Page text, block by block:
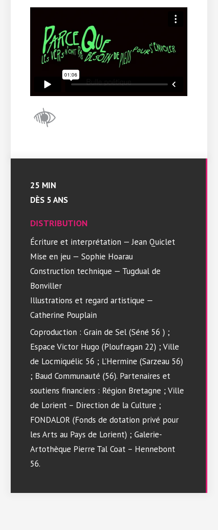
25 MIN
DÈS 5 ANS
DISTRIBUTION
Écriture et interprétation — Jean Quiclet
Mise en jeu — Sophie Hoarau
Construction technique — Tugdual de
Bonviller
Illustrations et regard artistique —
Catherine Pouplain
Coproduction : Grain de Sel (Séné 56 ) ;
Espace Victor Hugo (Ploufragan 22) ; Ville
de Locmiquélic 56 ; L’Hermine (Sarzeau 56)
; Baud Communauté (56). Partenaires et
soutiens financiers : Région Bretagne ; Ville
de Lorient – Direction de la Culture ;
FONDALOR (Fonds de dotation privé pour
les Arts au Pays de Lorient) ; Galerie-
Artothèque Pierre Tal Coat – Hennebont
56.